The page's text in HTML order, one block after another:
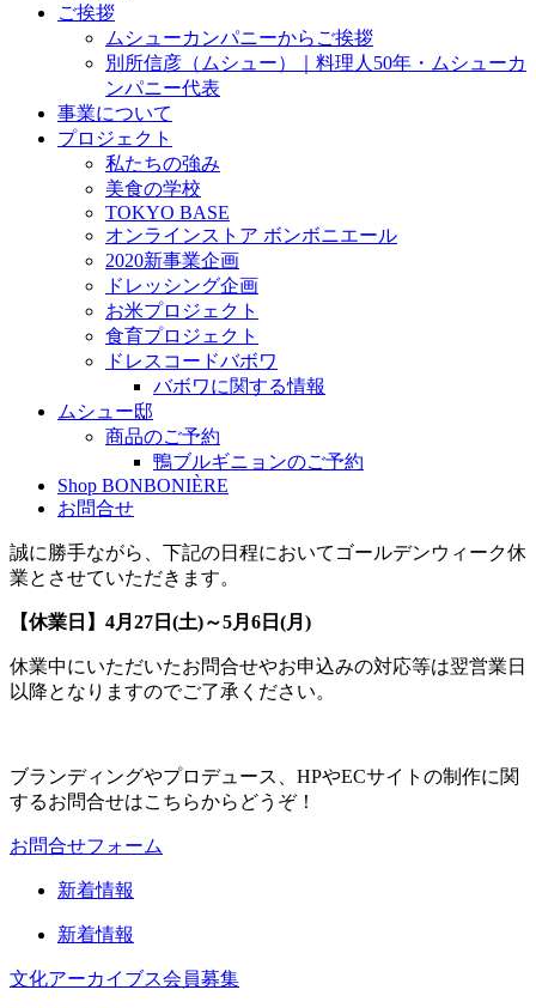
ご挨拶
ムシューカンパニーからご挨拶
別所信彦（ムシュー）｜料理人50年・ムシューカ
ンパニー代表
事業について
プロジェクト
私たちの強み
美食の学校
TOKYO BASE
オンラインストア ボンボニエール
2020新事業企画
ドレッシング企画
お米プロジェクト
食育プロジェクト
ドレスコードバボワ
バボワに関する情報
ムシュー邸
商品のご予約
鴨ブルギニョンのご予約
Shop BONBONIÈRE
お問合せ
誠に勝手ながら、下記の日程においてゴールデンウィーク休
業とさせていただきます。
【休業日】4月27日(土)～5月6日(月)
休業中にいただいたお問合せやお申込みの対応等は翌営業日
以降となりますのでご了承ください。
ブランディングやプロデュース、HPやECサイトの制作に関
するお問合せはこちらからどうぞ！
お問合せフォーム
新着情報
新着情報
文化アーカイブス会員募集